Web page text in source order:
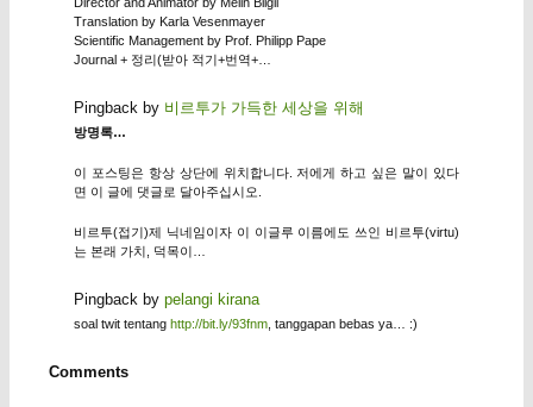
Translation by Karla Vesenmayer
Scientific Management by Prof. Philipp Pape
Journal + 정리(받아 적기+번역+…
Pingback by 비르투가 가득한 세상을 위해
방명록…
이 포스팅은 항상 상단에 위치합니다. 저에게 하고 싶은 말이 있다
면 이 글에 댓글로 달아주십시오.
비르투(접기)제 닉네임이자 이 이글루 이름에도 쓰인 비르투(virtu)
는 본래 가치, 덕목이…
Pingback by pelangi kirana
soal twit tentang http://bit.ly/93fnm, tanggapan bebas ya… :)
Comments